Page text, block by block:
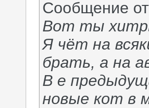
Сообщение
Вот ты
Я чёт на
брать, а на
В е
новые кот в